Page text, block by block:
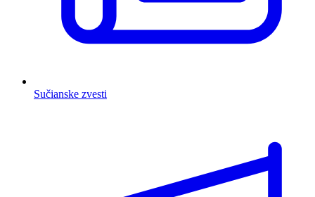
Sučianske zvesti